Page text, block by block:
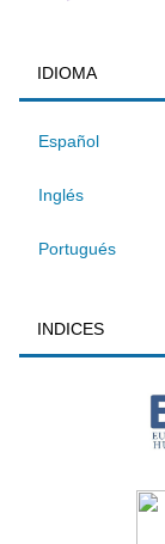
IDIOMA
Español
Inglés
Portugués
INDICES